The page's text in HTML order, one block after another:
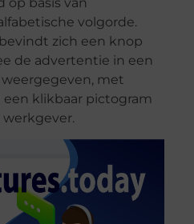
volgorde.
zich een knop
de advertentie in een
met
klikbaar pictogram
werkgever.